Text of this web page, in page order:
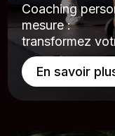
Coaching
mesure :
transformez
En savoir